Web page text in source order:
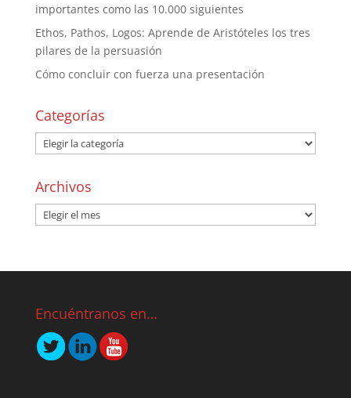
importantes como las 10.000 siguientes
Ethos, Pathos, Logos: Aprende de Aristóteles los tres
pilares de la persuasión
Cómo concluir con fuerza una presentación
Categorías
Archivos
Encuéntranos en…